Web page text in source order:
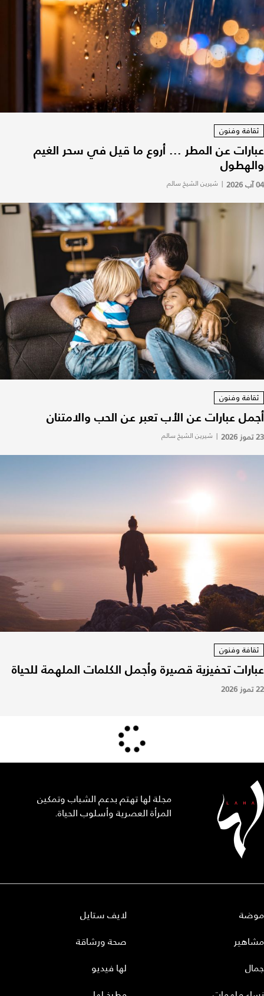
ثقافة وفنون
عبارات عن المطر ... أروع ما قيل في سحر الغيم
والهطول
04 آب 2026 | شيرين الشيخ سالم
ثقافة وفنون
أجمل عبارات عن الأب تعبر عن الحب والامتنان
23 تموز 2026 | شيرين الشيخ سالم
ثقافة وفنون
عبارات تحفيزية قصيرة وأجمل الكلمات الملهمة للحياة
22 تموز 2026
مجلة لها تهتم بدعم الشباب وتمكين
المرأة العصرية وأسلوب الحياة.
موضة
مشاهير
جمال
لايف ستايل
صحة ورشاقة
لها فيديو